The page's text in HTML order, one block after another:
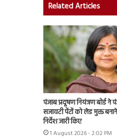
Related Articles
पंजाब प्रदूषण नियंत्रण बोर्ड
सजावटी पेंटों को लेड मुक्त
निर्देश जारी किए
1 August 2026 - 2:02 PM